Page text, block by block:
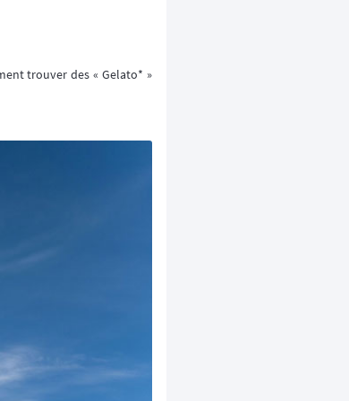
trouver des « Gelato* »